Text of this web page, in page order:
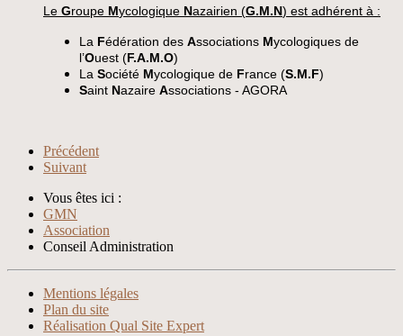
Le Groupe Mycologique Nazairien (G.M.N) est adhérent à :
La Fédération des Associations Mycologiques de
l’Ouest (F.A.M.O)
La Société Mycologique de France (S.M.F)
Saint Nazaire Associations - AGORA
Précédent
Suivant
Vous êtes ici :
GMN
Association
Conseil Administration
XvideosMentions légales
Plan du site
Réalisation Qual Site Expert